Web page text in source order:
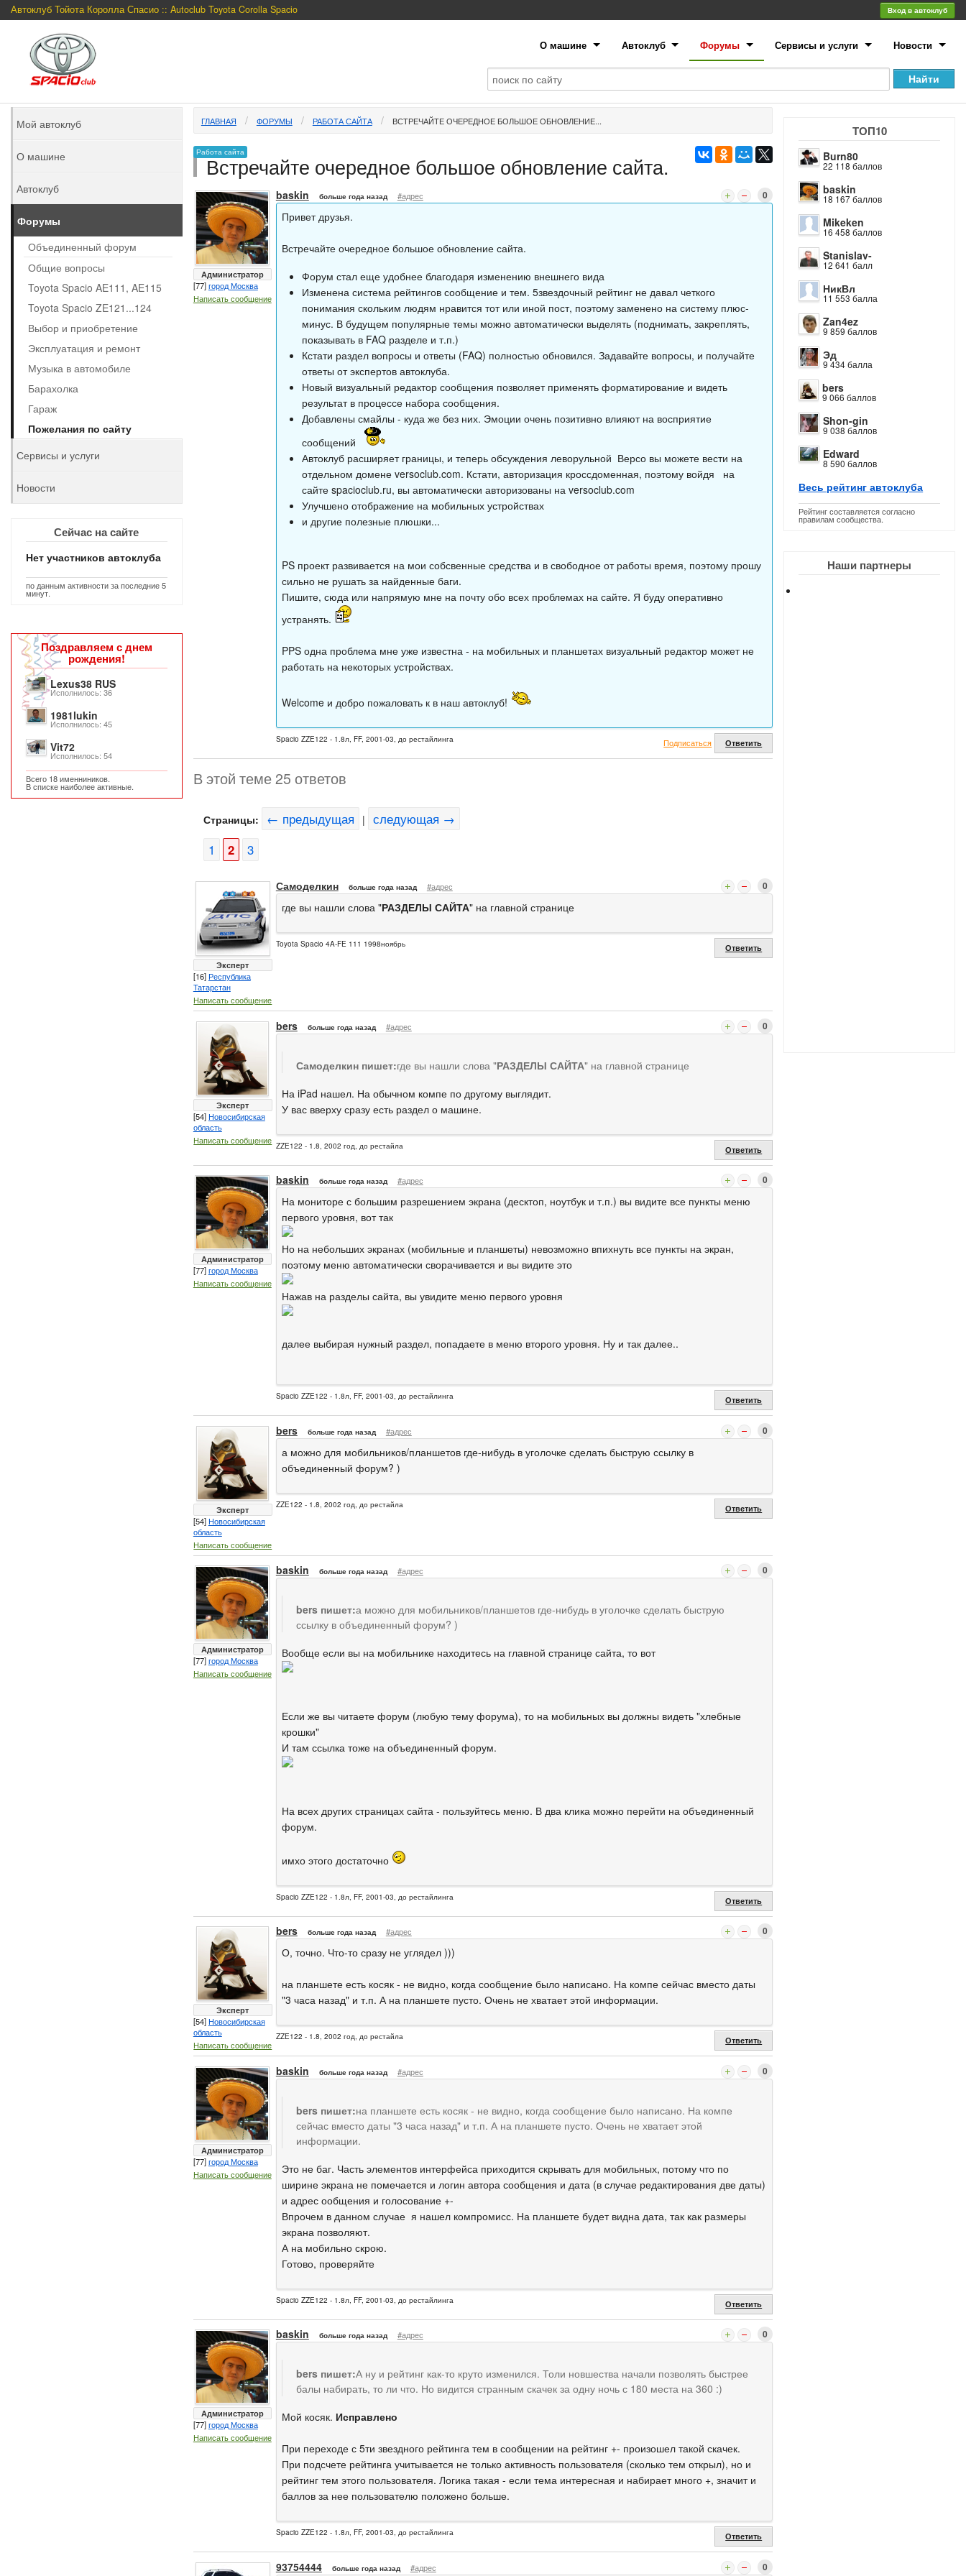
Автоклуб Тойота Королла Спасио :: Autoclub Toyota Corolla Spacio Вход в автоклуб
О машине Автоклуб Форумы Сервисы и услуги Новости
ТОП10
Burn80
22 118 баллов
baskin
18 167 баллов
Mikeken
16 458 баллов
Stanislav-
12 641 балл
НикВл
11 553 балла
Zan4ez
9 859 баллов
Эд
9 434 балла
bers
9 066 баллов
Shon-gin
9 038 баллов
Edward
8 590 баллов
Весь рейтинг автоклуба
Рейтинг составляется согласно
правилам сообщества.
Наши партнеры
ГЛАВНАЯ ФОРУМЫ РАБОТА САЙТА ВСТРЕЧАЙТЕ ОЧЕРЕДНОЕ БОЛЬШОЕ ОБНОВЛЕНИЕ...
Работа сайта
Встречайте очередное большое обновление сайта.
Администратор
[77]город Москва
Написать сообщение
baskin больше года назад #адрес 0
Привет друзья.
Встречайте очередное большое обновление сайта.
Форум стал еще удобнее благодаря изменению внешнего вида
Изменена система рейтингов сообщение и тем. 5звездочный рейтинг не давал четкого
понимания скольким людям нравится тот или иной пост, поэтому заменено на систему плюс-
минус. В будущем популярные темы можно автоматически выделять (поднимать, закреплять,
показывать в FAQ разделе и т.п.)
Кстати раздел вопросы и ответы (FAQ) полностью обновился. Задавайте вопросы, и получайте
ответы от экспертов автоклуба.
Новый визуальный редактор сообщения позволяет применять форматирование и видеть
результат в процессе набора сообщения.
Добавлены смайлы - куда же без них. Эмоции очень позитивно влияют на восприятие
сообщений
Автоклуб расширяет границы, и теперь обсуждения леворульной Версо вы можете вести на
отдельном домене versoclub.com. Кстати, авторизация кроссдоменная, поэтому войдя на
сайте spacioclub.ru, вы автоматически авторизованы на versoclub.com
Улучшено отображение на мобильных устройствах
и другие полезные плюшки...
PS проект развивается на мои собсвенные средства и в свободное от работы время, поэтому прошу
сильно не рушать за найденные баги.
Пишите, сюда или напрямую мне на почту обо всех проблемах на сайте. Я буду оперативно
устранять.
PPS одна проблема мне уже известна - на мобильных и планшетах визуальный редактор может не
работать на некоторых устройствах.
Welcome и добро пожаловать к в наш автоклуб!
Spacio ZZE122 - 1.8л, FF, 2001-03, до рестайлинга Подписаться Ответить
В этой теме 25 ответов
Страницы: ← предыдущая | следующая →
1
2 3
Эксперт
[16]Республика
Татарстан
Написать сообщение
Самоделкин больше года назад #адрес 0
где вы нашли слова "РАЗДЕЛЫ САЙТА" на главной странице
Toyota Spacio 4A-FE 111 1998ноябрь Ответить
Эксперт
[54]Новосибирская
область
Написать сообщение
bers больше года назад #адрес 0
Самоделкин пишет:где вы нашли слова "РАЗДЕЛЫ САЙТА" на главной странице
На iPad нашел. На обычном компе по другому выглядит.
У вас вверху сразу есть раздел о машине.
ZZE122 - 1.8, 2002 год, до рестайла Ответить
Администратор
[77]город Москва
Написать сообщение
baskin больше года назад #адрес 0
На мониторе с большим разрешением экрана (десктоп, ноутбук и т.п.) вы видите все пункты меню
первого уровня, вот так
Но на небольших экранах (мобильные и планшеты) невозможно впихнуть все пункты на экран,
поэтому меню автоматически сворачивается и вы видите это
Нажав на разделы сайта, вы увидите меню первого уровня
далее выбирая нужный раздел, попадаете в меню второго уровня. Ну и так далее..
Spacio ZZE122 - 1.8л, FF, 2001-03, до рестайлинга Ответить
Эксперт
[54]Новосибирская
область
Написать сообщение
bers больше года назад #адрес 0
а можно для мобильников/планшетов где-нибудь в уголочке сделать быструю ссылку в
объединенный форум? )
ZZE122 - 1.8, 2002 год, до рестайла Ответить
Администратор
[77]город Москва
Написать сообщение
baskin больше года назад #адрес 0
bers пишет:а можно для мобильников/планшетов где-нибудь в уголочке сделать быструю
ссылку в объединенный форум? )
Вообще если вы на мобильнике находитесь на главной странице сайта, то вот
Если же вы читаете форум (любую тему форума), то на мобильных вы должны видеть "хлебные
крошки"
И там ссылка тоже на объединенный форум.
На всех других страницах сайта - пользуйтесь меню. В два клика можно перейти на объединенный
форум.
имхо этого достаточно
Spacio ZZE122 - 1.8л, FF, 2001-03, до рестайлинга Ответить
Эксперт
[54]Новосибирская
область
Написать сообщение
bers больше года назад #адрес 0
О, точно. Что-то сразу не углядел )))
на планшете есть косяк - не видно, когда сообщение было написано. На компе сейчас вместо даты
"3 часа назад" и т.п. А на планшете пусто. Очень не хватает этой информации.
ZZE122 - 1.8, 2002 год, до рестайла Ответить
Администратор
[77]город Москва
Написать сообщение
baskin больше года назад #адрес 0
bers пишет:на планшете есть косяк - не видно, когда сообщение было написано. На компе
сейчас вместо даты "3 часа назад" и т.п. А на планшете пусто. Очень не хватает этой
информации.
Это не баг. Часть элементов интерфейса приходится скрывать для мобильных, потому что по
ширине экрана не помечается и логин автора сообщения и дата (в случае редактирования две даты)
и адрес ообщения и голосование +-
Впрочем в данном случае я нашел компромисс. На планшете будет видна дата, так как размеры
экрана позволяют.
А на мобильно скрою.
Готово, проверяйте
Spacio ZZE122 - 1.8л, FF, 2001-03, до рестайлинга Ответить
Администратор
[77]город Москва
Написать сообщение
baskin больше года назад #адрес 0
bers пишет:А ну и рейтинг как-то круто изменился. Толи новшества начали позволять быстрее
балы набирать, то ли что. Но видится странным скачек за одну ночь с 180 места на 360 :)
Мой косяк. Исправлено
При переходе с 5ти звездного рейтинга тем в сообщении на рейтинг +- произошел такой скачек.
При подсчете рейтинга учитывается не только активность пользователя (сколько тем открыл), но и
рейтинг тем этого пользователя. Логика такая - если тема интересная и набирает много +, значит и
баллов за нее пользователю положено больше.
Spacio ZZE122 - 1.8л, FF, 2001-03, до рестайлинга Ответить
93754444 больше года назад #адрес 0
Мой автоклуб
О машине
Автоклуб
Форумы
Объединенный форум
Общие вопросы
Toyota Spacio AE111, AE115
Toyota Spacio ZE121...124
Выбор и приобретение
Эксплуатация и ремонт
Музыка в автомобиле
Барахолка
Гараж
Пожелания по сайту
Сервисы и услуги
Новости
Сейчас на сайте
Нет участников автоклуба
по данным активности за последние 5
минут.
Поздравляем с днем
рождения!
Lexus38 RUS
Исполнилось: 36
1981lukin
Исполнилось: 45
Vit72
Исполнилось: 54
Всего 18 именниников.
В списке наиболее активные.